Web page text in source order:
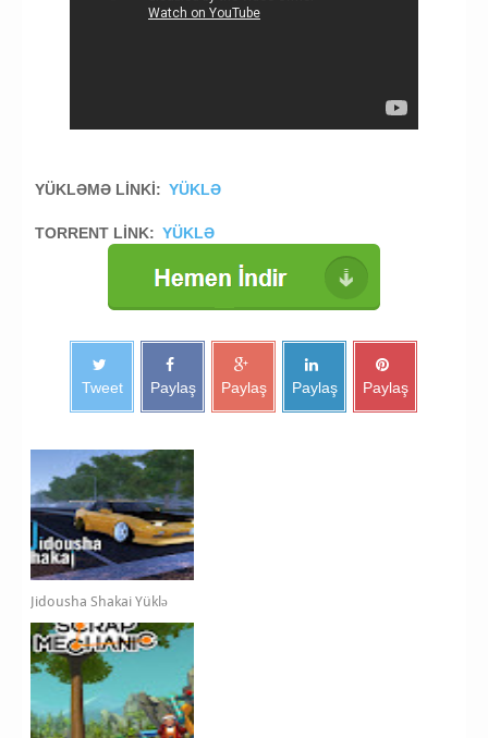
YÜKLƏMƏ LİNKİ: YÜKLƏ
TORRENT LİNK: YÜKLƏ
Tweet Paylaş Paylaş Paylaş Paylaş
Jidousha Shakai Yüklə